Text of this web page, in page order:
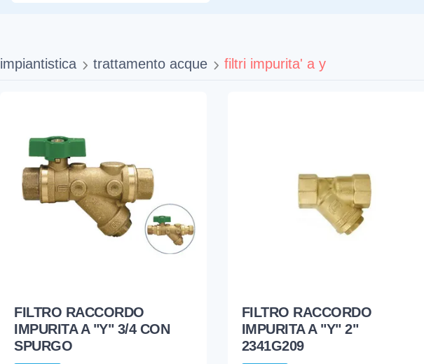
impiantistica trattamento acque filtri impurita' a y
FILTRO RACCORDO
IMPURITA A "Y" 3/4 CON
SPURGO
FILTRO RACCORDO
IMPURITA A "Y" 2"
2341G209